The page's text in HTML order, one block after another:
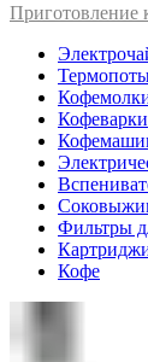
Приготовление
Кофеварки
Фильтры
Кофе